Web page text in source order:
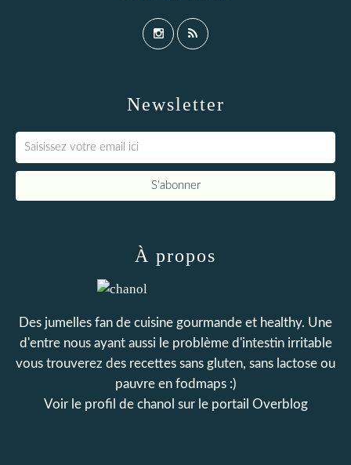
Newsletter
À propos
Des jumelles fan de cuisine gourmande et healthy. Une
d'entre nous ayant aussi le problème d'intestin irritable
vous trouverez des recettes sans gluten, sans lactose ou
pauvre en fodmaps :)
Voir le profil de chanol sur le portail Overblog